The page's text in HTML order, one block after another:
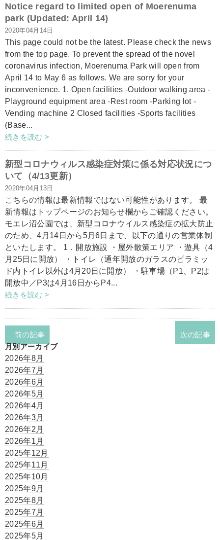
Notice regard to limited open of Moerenuma
park (Updated: April 14)
2020年04月14日
This page could not be the latest. Please check the news
from the top page. To prevent the spread of the novel
coronavirus infection, Moerenuma Park will open from
April 14 to May 6 as follows. We are sorry for your
inconvenience. 1. Open facilities -Outdoor walking area -
Playground equipment area -Rest room -Parking lot -
Vending machine 2 Closed facilities -Sports facilities
(Base...
続きを読む >
新型コロナウィルス感染症対策に係る対応状況につ
いて（4/13更新）
2020年04月13日
こちらの情報は最新情報ではない可能性があります。 最
新情報はトップページのお知らせ欄からご確認ください。
モエレ沼公園では、新型コロナウイルス感染症の拡大防止
のため、4月14日から5月6日まで、以下の通りの営業体制
といたします。 1．開放施設 ・屋外散策エリア ・遊具（4
月25日に開放） ・トイレ（通年開放のガラスのピラミッ
ド内トイレ以外は4月20日に開放） ・駐車場（P1、P2は
開放中／P3は4月16日からP4...
続きを読む >
前の記事
次の記事
月別アーカイブ
2026年8月
2026年7月
2026年6月
2026年5月
2026年4月
2026年3月
2026年2月
2026年1月
2025年12月
2025年11月
2025年10月
2025年9月
2025年8月
2025年7月
2025年6月
2025年5月